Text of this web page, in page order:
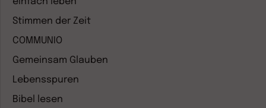
Stimmen der Zeit
COMMUNIO
Gemeinsam Glauben
Lebensspuren
Bibel lesen